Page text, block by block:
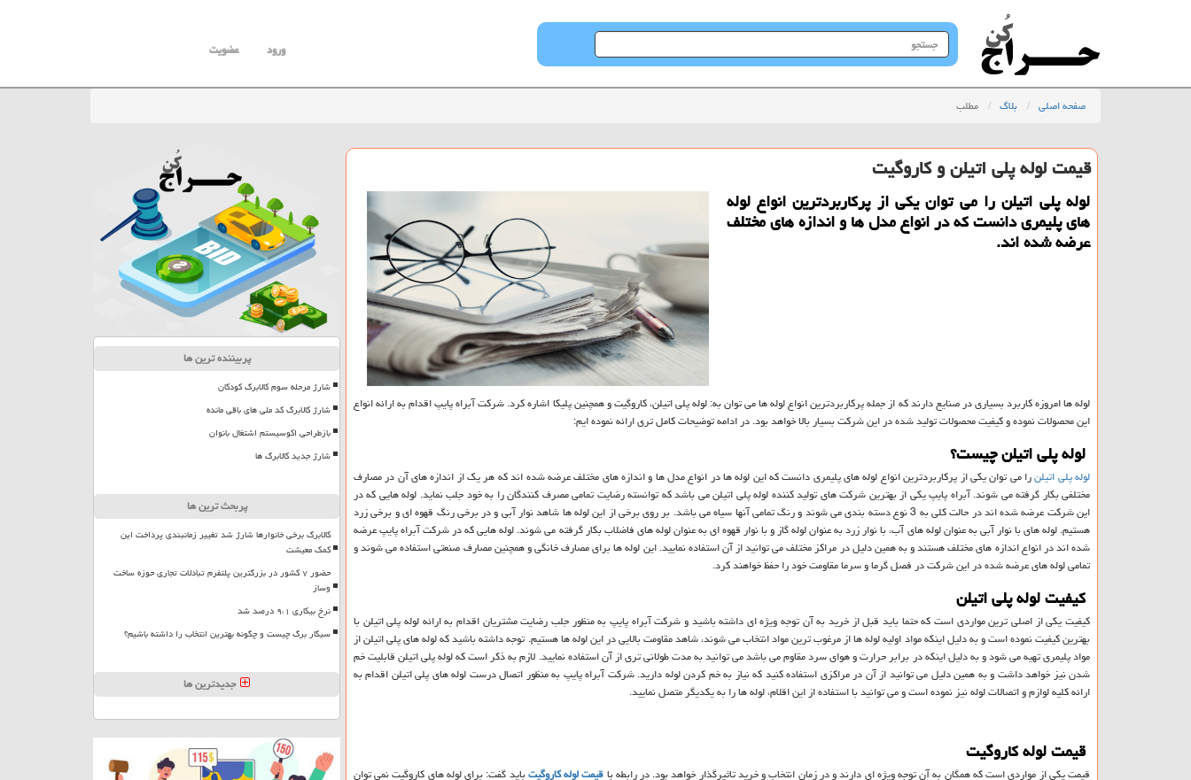
جستجو
در
ورود عضویت
صفحه اصلی بلاگ مطلب
قیمت لوله پلی اتیلن و كاروگیت
لوله پلی اتیلن را می توان یكی از پركاربردترین انواع لوله
های پلیمری دانست كه در انواع مدل ها و اندازه های مختلف
عرضه شده اند.
لوله ها امروزه کاربرد بسیاری در صنایع دارند که از جمله پرکاربردترین انواع لوله ها می توان به: لوله پلی اتیلن، کاروگیت و همچنین پلیکا اشاره کرد. شرکت آبراه پایپ اقدام به ارائه انواع
این محصولات نموده و کیفیت محصولات تولید شده در این شرکت بسیار بالا خواهد بود. در ادامه توضیحات کامل تری ارائه نموده ایم:
لوله پلی اتیلن چیست؟
لوله پلی اتیلنرا می توان یکی از پرکاربردترین انواع لوله های پلیمری دانست که این لوله ها در انواع مدل ها و اندازه های مختلف عرضه شده اند که هر یک از اندازه های آن در مصارف
مختلفی بکار گرفته می شوند. آبراه پایپ یکی از بهترین شرکت های تولید کننده لوله پلی اتیلن می باشد که توانسته رضایت تمامی مصرف کنندگان را به خود جلب نماید. لوله هایی که در
این شرکت عرضه شده اند در حالت کلی به 3 نوع دسته بندی می شوند و رنگ تمامی آنها سیاه می باشد. بر روی برخی از این لوله ها شاهد نوار آبی و در برخی رنگ قهوه ای و برخی زرد
هستیم. لوله های با نوار آبی به عنوان لوله های آب، با نوار زرد به عنوان لوله گاز و با نوار قهوه ای به عنوان لوله های فاضلاب بکار گرفته می شوند. لوله هایی که در شرکت آبراه پایپ عرضه
شده اند در انواع اندازه های مختلف هستند و به همین دلیل در مراکز مختلف می توانید از آن استفاده نمایید. این لوله ها برای مصارف خانگی و همچنین مصارف صنعتی استفاده می شوند و
تمامی لوله های عرضه شده در این شرکت در فصل گرما و سرما مقاومت خود را حفظ خواهند کرد.
کیفیت لوله پلی اتیلن
کیفیت یکی از اصلی ترین مواردی است که حتما باید قبل از خرید به آن توجه ویژه ای داشته باشید و شرکت آبراه پایپ به منظور جلب رضایت مشتریان اقدام به ارائه لوله پلی اتیلن با
بهترین کیفیت نموده است و به دلیل اینکه مواد اولیه لوله ها از مرغوب ترین مواد انتخاب می شوند، شاهد مقاومت بالایی در این لوله ها هستیم. توجه داشته باشید که لوله های پلی اتیلن از
مواد پلیمری تهیه می شود و به دلیل اینکه در برابر حرارت و هوای سرد مقاوم می باشد می توانید به مدت طولانی تری از آن استفاده نمایید. لازم به ذکر است که لوله پلی اتیلن قابلیت خم
شدن نیز خواهد داشت و به همین دلیل می توانید از آن در مراکزی استفاده کنید که نیاز به خم کردن لوله دارید. شرکت آبراه پایپ به منظور اتصال درست لوله های پلی اتیلن اقدام به
ارائه کلیه لوازم و اتصالات لوله نیز نموده است و می توانید با استفاده از این اقلام، لوله ها را به یکدیگر متصل نمایید.
قیمت لوله کاروگیت
قیمت یکی از مواردی است که همگان به آن توجه ویژه ای دارند و در زمان انتخاب و خرید تاثیرگذار خواهد بود. در رابطه باقیمت لوله کاروگیتباید گفت: برای لوله های کاروگیت نمی توان
پربیننده ترین ها
شارژ مرحله سوم کالابرگ کودکان
شارژ کالابرگ کد ملی های باقی مانده
بازطراحی اکوسیستم اشتغال بانوان
شارژ جدید کالابرگ ها
پربحث ترین ها
کالابرگ برخی خانوارها شارژ شد تغییر زمانبندی پرداخت این
کمک معیشت
حضور ۷ کشور در بزرگترین پلتفرم تبادلات تجاری حوزه ساخت
وساز
نرخ بیکاری ۹،۱ درصد شد
سیگار برگ چیست و چگونه بهترین انتخاب را داشته باشیم؟
جدیدترین ها